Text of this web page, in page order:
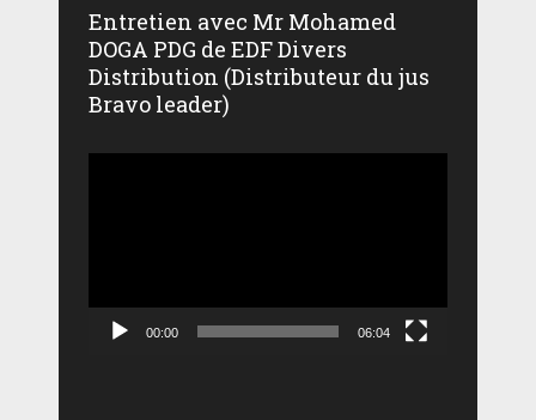
Entretien avec Mr Mohamed
DOGA PDG de EDF Divers
Distribution (Distributeur du jus
Bravo leader)
00:00 06:04